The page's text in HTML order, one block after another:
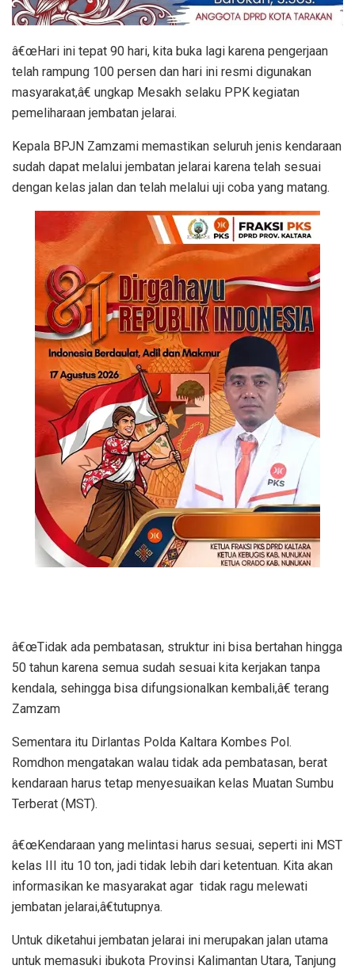
â€œHari ini tepat 90 hari, kita buka lagi karena pengerjaan
telah rampung 100 persen dan hari ini resmi digunakan
masyarakat,â€ ungkap Mesakh selaku PPK kegiatan
pemeliharaan jembatan jelarai.
Kepala BPJN Zamzami memastikan seluruh jenis kendaraan
sudah dapat melalui jembatan jelarai karena telah sesuai
dengan kelas jalan dan telah melalui uji coba yang matang.
â€œTidak ada pembatasan, struktur ini bisa bertahan hingga
50 tahun karena semua sudah sesuai kita kerjakan tanpa
kendala, sehingga bisa difungsionalkan kembali,â€ terang
Zamzam
Sementara itu Dirlantas Polda Kaltara Kombes Pol.
Romdhon mengatakan walau tidak ada pembatasan, berat
kendaraan harus tetap menyesuaikan kelas Muatan Sumbu
Terberat (MST).
â€œKendaraan yang melintasi harus sesuai, seperti ini MST
kelas III itu 10 ton, jadi tidak lebih dari ketentuan. Kita akan
informasikan ke masyarakat agar tidak ragu melewati
jembatan jelarai,â€tutupnya.
Untuk diketahui jembatan jelarai ini merupakan jalan utama
untuk memasuki ibukota Provinsi Kalimantan Utara, Tanjung